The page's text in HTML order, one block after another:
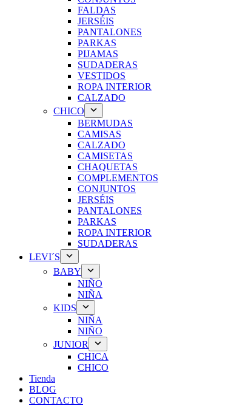
FALDAS
JERSÉIS
PANTALONES
PARKAS
PIJAMAS
SUDADERAS
VESTIDOS
ROPA INTERIOR
CALZADO
CHICO
BERMUDAS
CAMISAS
CALZADO
CAMISETAS
CHAQUETAS
COMPLEMENTOS
CONJUNTOS
JERSÉIS
PANTALONES
PARKAS
ROPA INTERIOR
SUDADERAS
LEVI´S
BABY
NIÑO
NIÑA
KIDS
NIÑA
NIÑO
JUNIOR
CHICA
CHICO
Tienda
BLOG
CONTACTO